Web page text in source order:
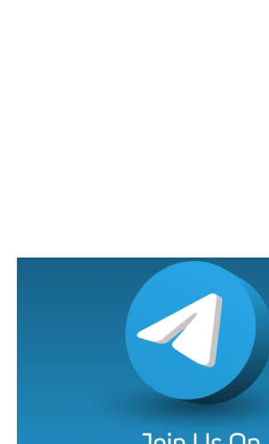
tersembunyi satu kisah sedih tentang
Menurutnya, sebelum ini dia bekerja
‘tour guide’ dan telah menjejaki ke
Tak dinafikan lagi memang seronok jadi
apatah lagi dapat keliling dunia melihat